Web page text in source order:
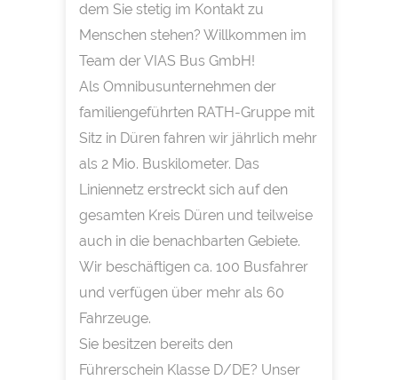
dem Sie stetig im Kontakt zu
Menschen stehen? Willkommen im
Team der VIAS Bus GmbH!
Als Omnibusunternehmen der
familiengeführten RATH-Gruppe mit
Sitz in Düren fahren wir jährlich mehr
als 2 Mio. Buskilometer. Das
Liniennetz erstreckt sich auf den
gesamten Kreis Düren und teilweise
auch in die benachbarten Gebiete.
Wir beschäftigen ca. 100 Busfahrer
und verfügen über mehr als 60
Fahrzeuge.
Sie besitzen bereits den
Führerschein Klasse D/DE? Unser